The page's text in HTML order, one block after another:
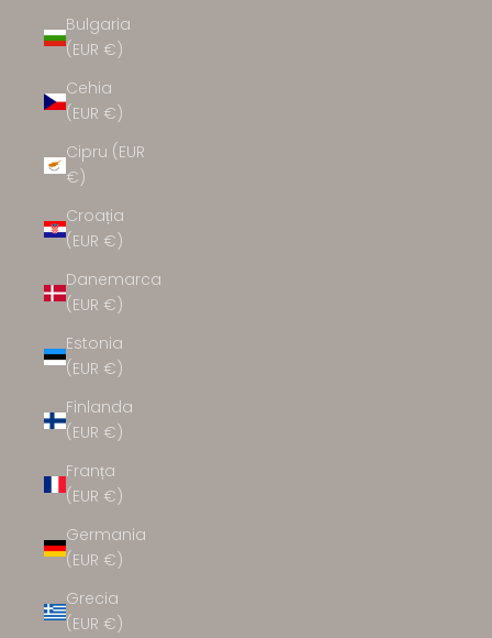
Bulgaria
(EUR €)
Cehia
(EUR €)
Cipru (EUR
€)
Croația
(EUR €)
Danemarca
(EUR €)
Estonia
(EUR €)
Finlanda
(EUR €)
Franța
(EUR €)
Germania
(EUR €)
Grecia
(EUR €)